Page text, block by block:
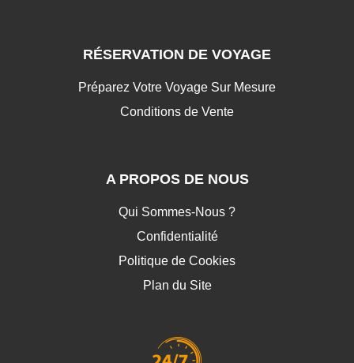
RÉSERVATION DE VOYAGE
Préparez Votre Voyage Sur Mesure
Conditions de Vente
A PROPOS DE NOUS
Qui Sommes-Nous ?
Confidentialité
Politique de Cookies
Plan du Site